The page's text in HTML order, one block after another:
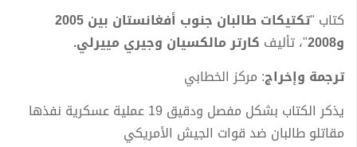
كتاب "
تكتيكات طالبان جنوب أفغانستان بين 2005
و2008
"، تأليف كارتر مالكسيان وجيري مييرلي.
ترجمة وإخراج: مركز الخطابي
يذكر الكتاب بشكل مفصل ودقيق 19 عملية عسكرية نفذها
مقاتلو طالبان ضد قوات الجيش الأمريكي